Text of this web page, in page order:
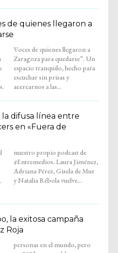
de quienes llegaron a
acercarnos a las...
la difusa línea entre
en «Fuera de
y Natalia Rébola vuelve...
la exitosa campaña
Roja